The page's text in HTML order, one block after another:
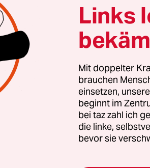
war nie ein Teil meiner
Jahren, als ich die
hätte ich nie gedacht,
träumen würde – von
Sprache angeordnet sind.
faschistischen Assad-
Anklage lautete:
ausländische Zeitungen
ein Verbrechen an sich. Die
Links
Mit doppelter
brauchen
einsetzen,
beginnt im
bei taz zahl ich
die linke,
bevor sie